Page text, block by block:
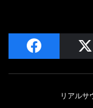
facebook
リアルサ